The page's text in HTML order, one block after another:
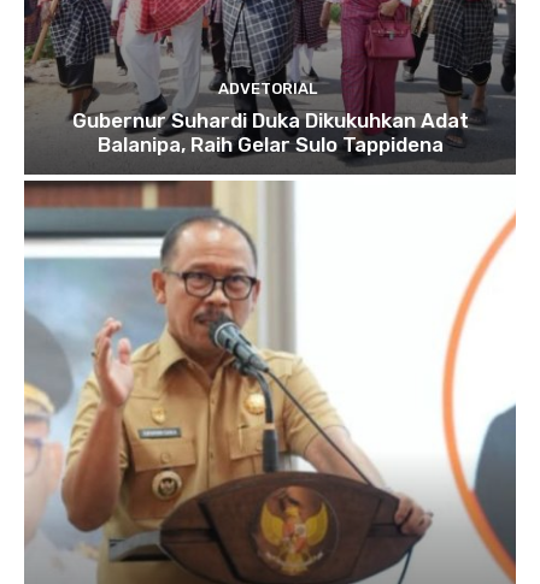
ADVETORIAL
Gubernur Suhardi Duka Dikukuhkan Adat
Balanipa, Raih Gelar Sulo Tappidena